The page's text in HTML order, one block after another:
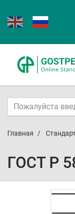
Главная
ГОСТ Р